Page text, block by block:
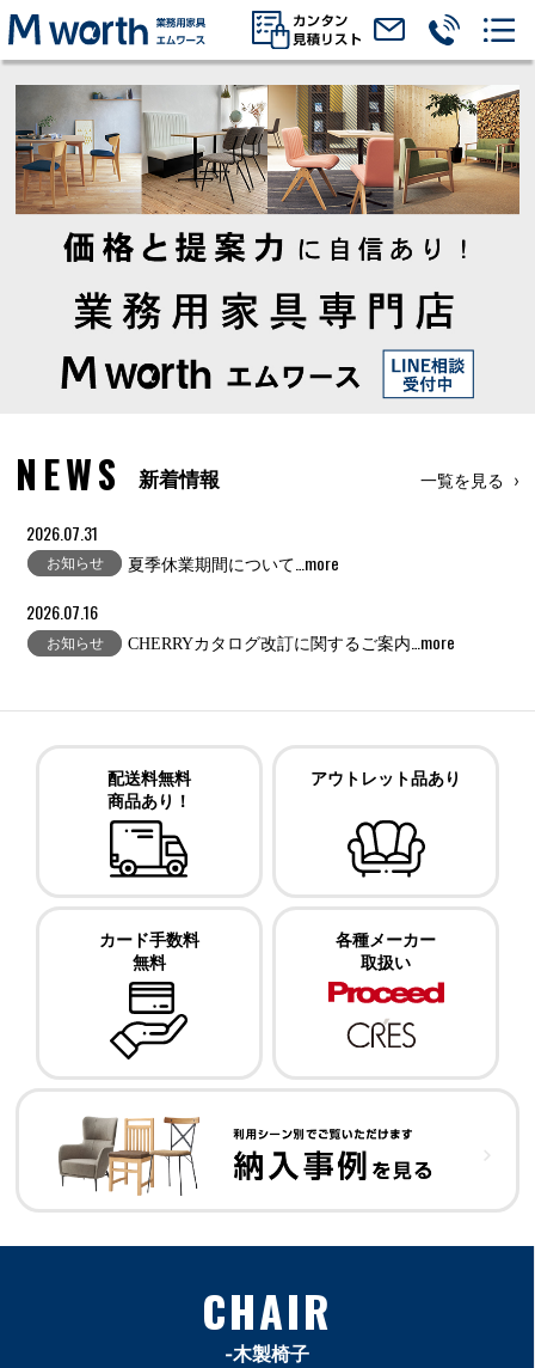
NEWS 新着情報 一覧を見る
2026.07.31
お知らせ 夏季休業期間について
…more
2026.07.16
お知らせ CHERRYカタログ改訂に関するご案内…more
配送料無料
商品あり！
アウトレット品あり
カード手数料
無料
各種メーカー
取扱い
CHAIR
-木製椅子